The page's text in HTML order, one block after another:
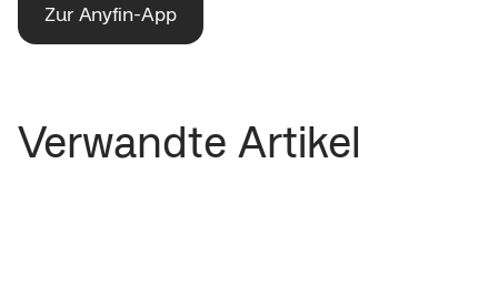
Zur Anyfin-App
Verwandte Artikel